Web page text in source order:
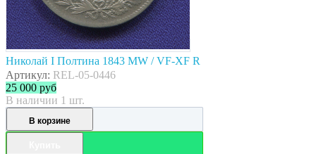
Николай I Полтина 1843 MW / VF-XF R
Артикул: REL-05-0446
25 000 руб
В наличии 1 шт.
В корзине